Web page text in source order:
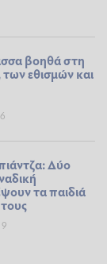
βοηθά στη
εθισμών και
Δύο
τα παιδιά